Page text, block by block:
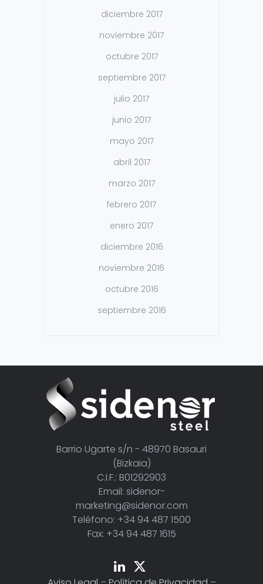
diciembre 2017
noviembre 2017
octubre 2017
septiembre 2017
julio 2017
junio 2017
mayo 2017
abril 2017
marzo 2017
febrero 2017
enero 2017
diciembre 2016
noviembre 2016
octubre 2016
septiembre 2016
Barrio Ugarte s/n - 48970 Basauri
(Bizkaia)
C.I.F.: B01292903
Email: sidenor-
marketing@sidenor.com
Teléfono: +34 94 487 1500
Fax: +34 94 487 1615